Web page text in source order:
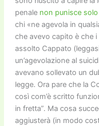
penale non punisce solo
chi «ne agevola in
che avevo capito è che
assolto Cappato
un’agevolazione al
avevano sollevato un
legge. Ora pare che la
così com’è scritto
in fretta”. Ma cosa
aggiusterà (in modo